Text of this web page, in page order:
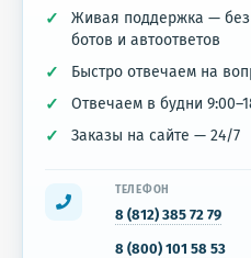
Живая поддержка — без
ботов и автоответов
Быстро отвечаем на
Отвечаем в будни
Заказы на сайте — 24/7
ТЕЛЕФОН
8 (812) 385 72 79
8 (800) 101 58 53